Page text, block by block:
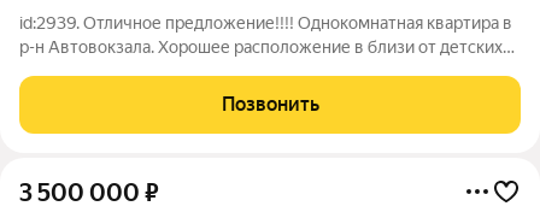
id:2939. Отличное предложение!!!! Однокомнатная квартира в
р-н Автовокзала. Хорошее расположение в близи от детских
проживанию! Свежий косметический ремонт. Документы
готовы к продаже. Любая форма
Позвонить
3 500 000 ₽